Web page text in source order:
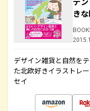
き
デザイン雑貨と自然を
た北欧好きイラストレ
セイ